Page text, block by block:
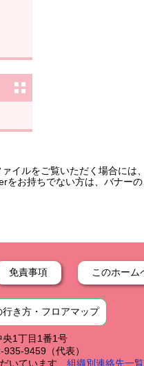
イルをご覧いただく場合には
をお持ちでない方は、バナー
免責事項 このホーム
行き方・フロアマップ
1丁目1番1号
9459（代表）
いています
組織別連絡先一覧